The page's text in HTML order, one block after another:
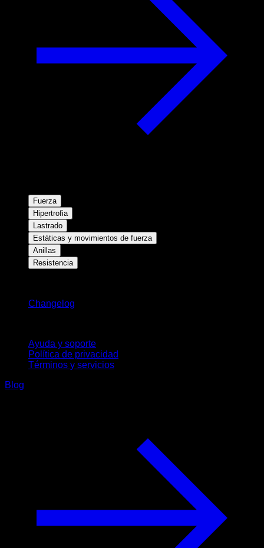
Fuerza
Hipertrofia
Lastrado
Estáticas y movimientos de fuerza
Anillas
Resistencia
Changelog
Ayuda y soporte
Política de privacidad
Términos y servicios
Blog